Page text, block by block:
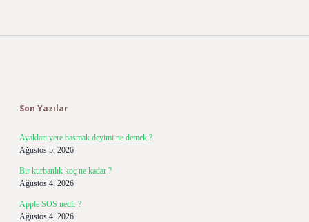
Son Yazılar
Ayakları yere basmak deyimi ne demek ?
Ağustos 5, 2026
Bir kurbanlık koç ne kadar ?
Ağustos 4, 2026
Apple SOS nedir ?
Ağustos 4, 2026